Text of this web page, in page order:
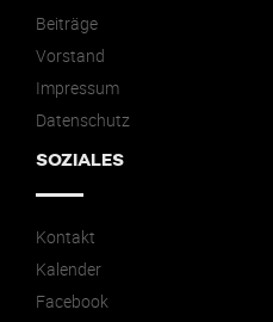
Beiträge
Vorstand
Impressum
Datenschutz
SOZIALES
Kontakt
Kalender
Facebook